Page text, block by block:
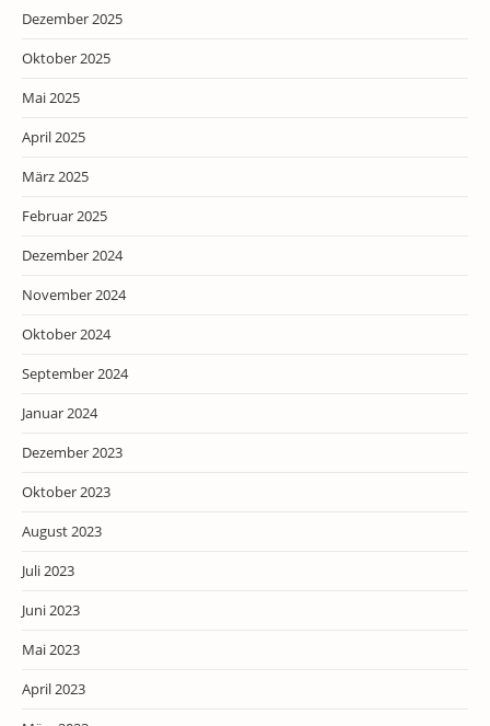
Dezember 2025
Oktober 2025
Mai 2025
April 2025
März 2025
Februar 2025
Dezember 2024
November 2024
Oktober 2024
September 2024
Januar 2024
Dezember 2023
Oktober 2023
August 2023
Juli 2023
Juni 2023
Mai 2023
April 2023